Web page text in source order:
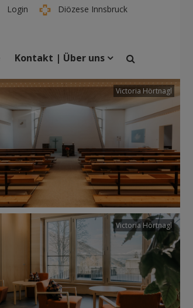
Login Diözese Innsbruck
suchen
Kontakt | Über uns
Victoria Hörtnagl
Victoria Hörtnagl